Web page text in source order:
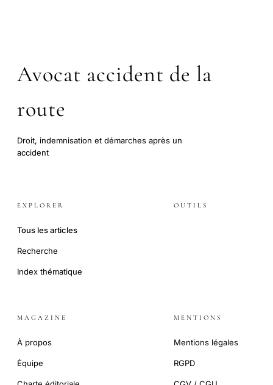
Avocat accident de la
route
Droit, indemnisation et démarches après un
accident
EXPLORER
Tous les articles
Recherche
Index thématique
OUTILS
MAGAZINE
À propos
Équipe
MENTIONS
Mentions légales
RGPD